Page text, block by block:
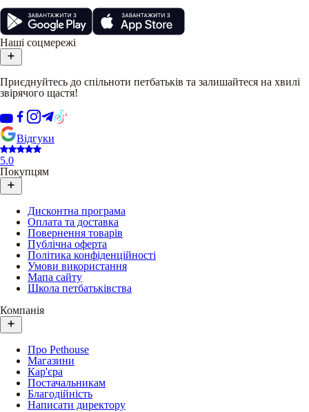
Наші соцмережі
Приєднуйтесь до спільноти петбатьків та залишайтеся на хвилі
звірячого щастя!
Відгуки
5.0
Покупцям
Дисконтна програма
Оплата та доставка
Повернення товарів
Публічна оферта
Політика конфіденційності
Умови використання
Мапа сайту
Школа петбатьківства
Компанія
Про Pethouse
Магазини
Кар'єра
Постачальникам
Благодійність
Написати директору